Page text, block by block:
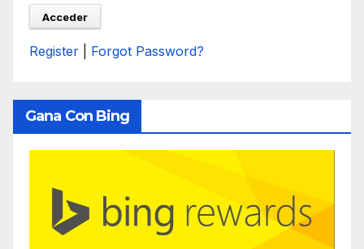
Register Forgot Password?
Gana Con Bing